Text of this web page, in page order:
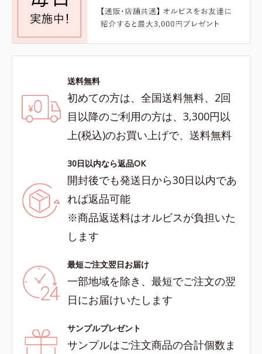
送料無料
初めての方は、全国送料無料、2回
目以降のご利用の方は、3,300円以
上(税込)のお買い上げで、送料無料
30日以内なら返品OK
開封後でも発送日から30日以内であ
れば返品可能
※商品返送料はオルビスが負担いた
します
最短ご注文翌日お届け
一部地域を除き、最短でご注文の翌
日にお届けいたします
サンプルプレゼント
サンプルはご注文商品の合計個数ま